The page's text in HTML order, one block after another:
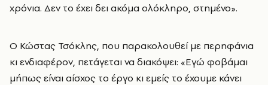
χρόνια. Δεν το έχει δει ακόμα ολόκληρο, στημένο».
Ο Κώστας Τσόκλης, που παρακολουθεί με περηφάνια
κι ενδιαφέρον, πετάγεται να διακόψει: «Εγώ φοβάμαι
μήπως είναι αίσχος το έργο κι εμείς το έχουμε κάνει